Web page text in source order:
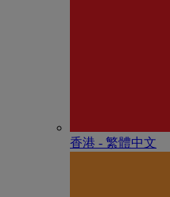
香港 - 繁體中文